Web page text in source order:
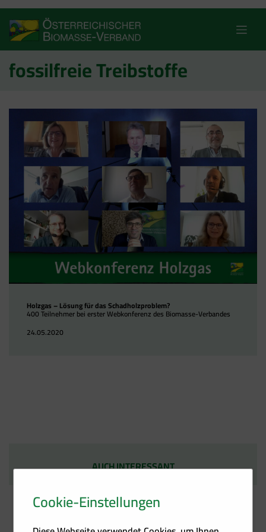
content
fossilfreie Treibstoffe
Holzgas – Lösung für das Schadholzproblem?
400 Teilnehmer bei erster Webkonferenz des Biomasse-Verbandes
24.05.2020
AUCH INTERESSANT
Cookie-Einstellungen